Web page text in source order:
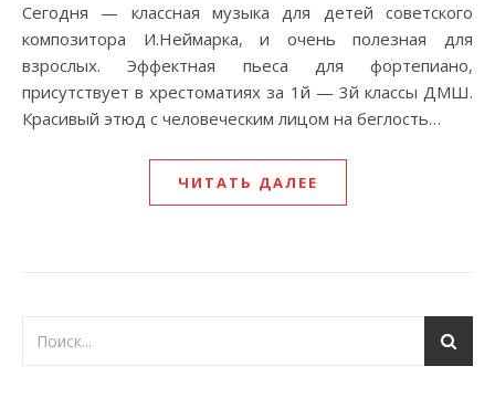
Сегодня — классная музыка для детей советского
композитора И.Неймарка, и очень полезная для
взрослых. Эффектная пьеса для фортепиано,
присутствует в хрестоматиях за 1й — 3й классы ДМШ.
Красивый этюд с человеческим лицом на беглость…
ЧИТАТЬ ДАЛЕЕ